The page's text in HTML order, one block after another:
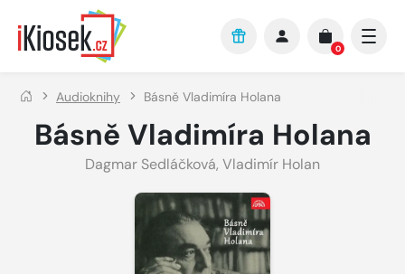
Přejít na hlavní obsah
0
Audioknihy Básně Vladimíra Holana
Básně Vladimíra Holana
Dagmar Sedláčková, Vladimír Holan